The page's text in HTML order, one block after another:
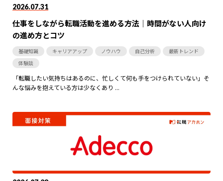
2026.07.31
仕事をしながら転職活動を進める方法｜時間がない人向け
の進め方とコツ
基礎知識 キャリアアップ ノウハウ 自己分析
最新トレンド
体験談
「転職したい気持ちはあるのに、忙しくて何も手をつけられていない」そ
んな悩みを抱えている方は少なくあり ...